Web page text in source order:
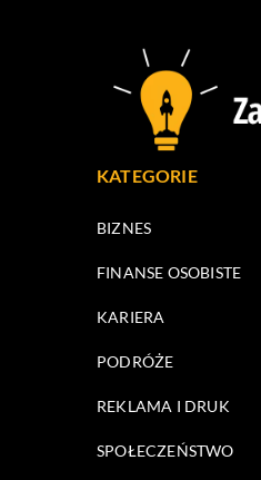
KATEGORIE
BIZNES
FINANSE OSOBISTE
KARIERA
PODRÓŻE
REKLAMA I DRUK
SPOŁECZEŃSTWO